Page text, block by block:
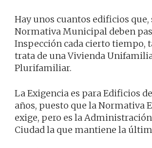
Hay unos cuantos edificios que,
Normativa Municipal deben
Inspección cada cierto tiempo,
trata de una Vivienda
Plurifamiliar.
La Exigencia es para Edificios
años, puesto que la Normativa
exige, pero es la
Ciudad la que mantiene la